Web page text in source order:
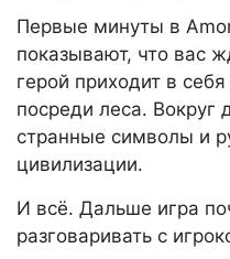
Первые минуты в
показывают, что вас
герой приходит в
посреди леса.
странные символы и
цивилизации.
И всё. Дальше игра
разговаривать с